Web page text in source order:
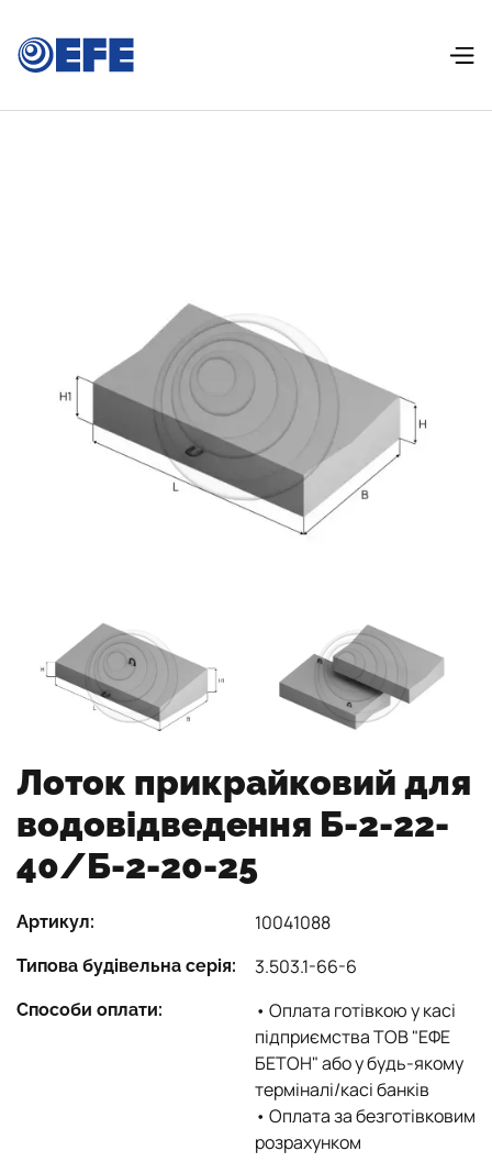
Лоток прикрайковий для
водовідведення Б-2-22-
40/Б-2-20-25
Артикул: 10041088
Типова будівельна серія: 3.503.1-66-6
Способи оплати:
• Оплата готівкою у касі
підприємства ТОВ "ЕФЕ
БЕТОН" або у будь-якому
терміналі/касі банків
• Оплата за безготівковим
розрахунком